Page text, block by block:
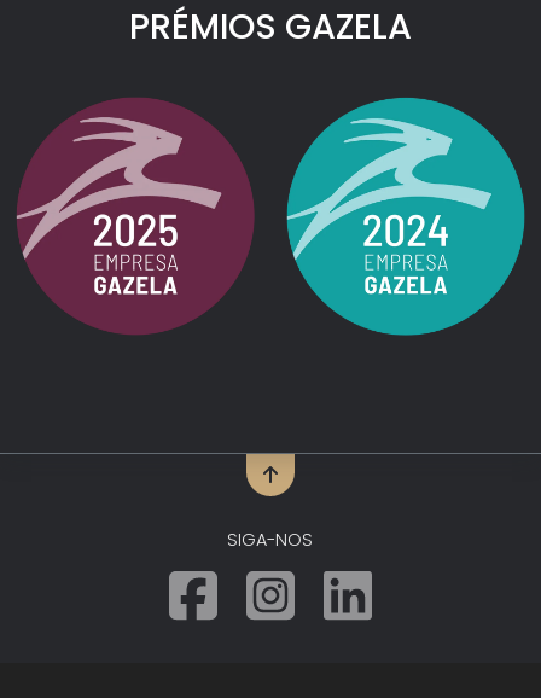
PRÉMIOS GAZELA
SIGA-NOS